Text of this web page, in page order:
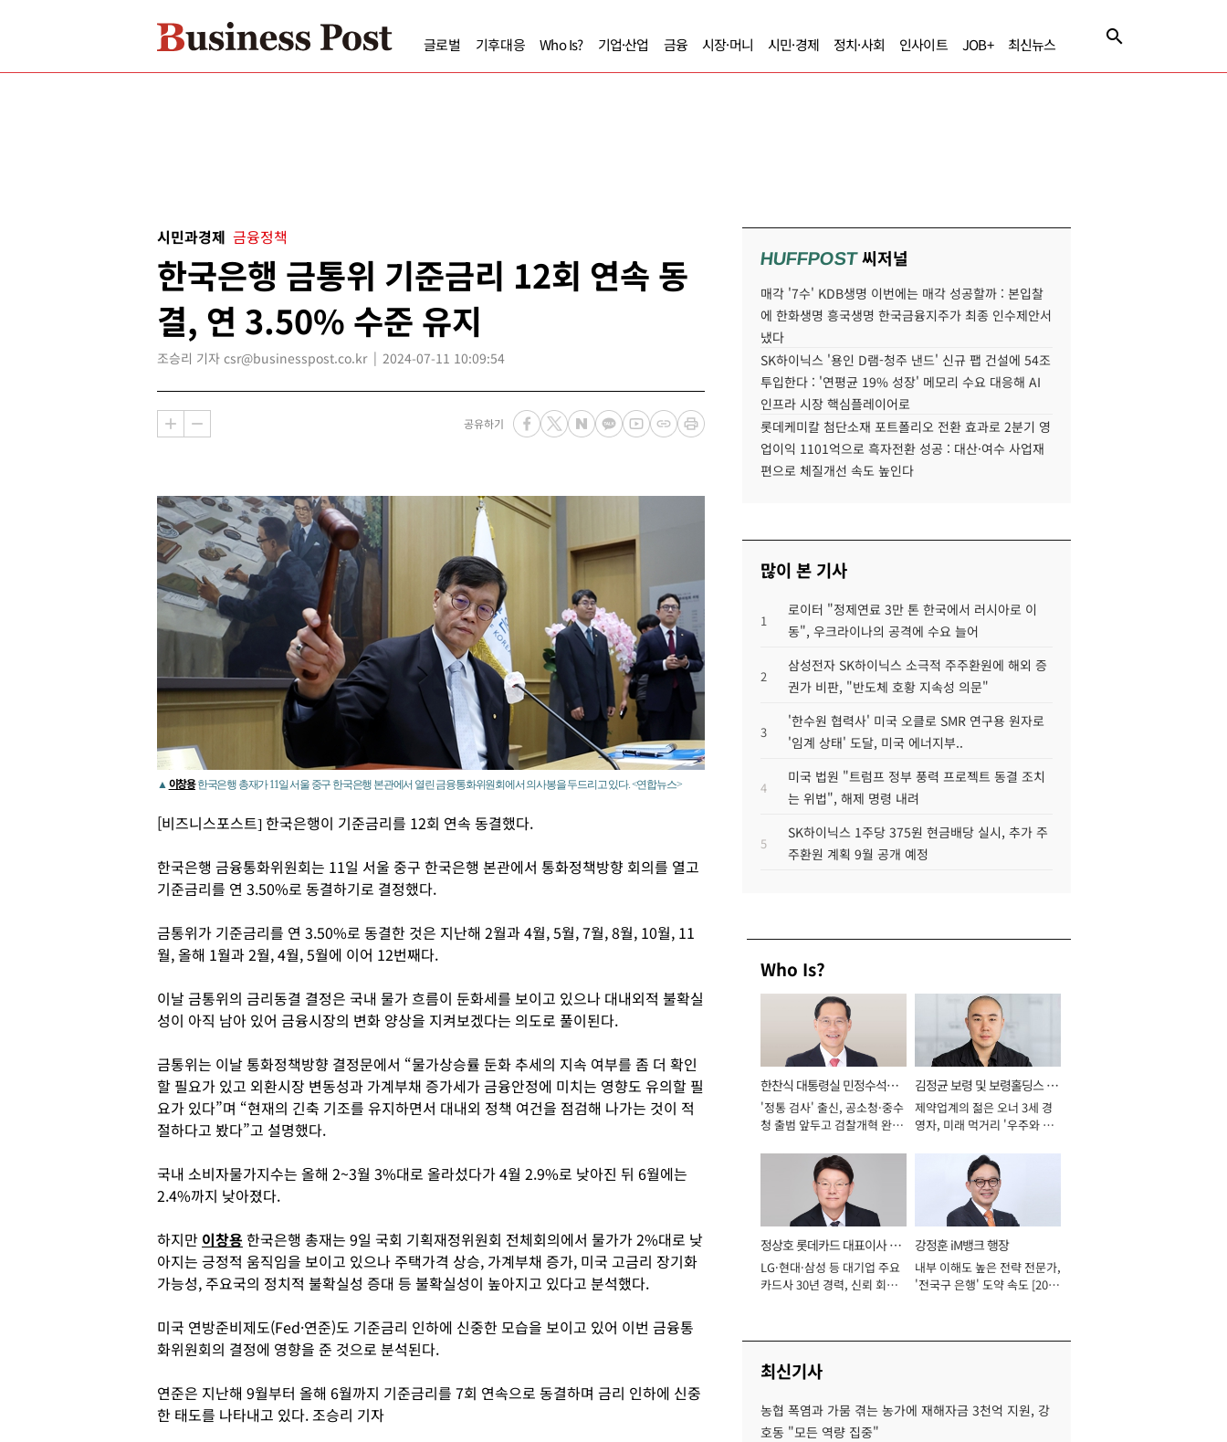
글로벌 기후대응 Who Is? 기업·산업 금융 시장·머니 시민·경제 정치·사회 인사이트 JOB+ 최신뉴스
시민과경제 금융정책
한국은행 금통위 기준금리 12회 연속 동
결, 연 3.50% 수준 유지
조승리 기자 csr@businesspost.co.kr 2024-07-11 10:09:54
공유하기
▲ 이창용한국은행 총재가 11일 서울 중구 한국은행 본관에서 열린 금융통화위원회에서 의사봉을 두드리고 있다. <연합뉴스>
[비즈니스포스트] 한국은행이 기준금리를 12회 연속 동결했다.
한국은행 금융통화위원회는 11일 서울 중구 한국은행 본관에서 통화정책방향 회의를 열고
기준금리를 연 3.50%로 동결하기로 결정했다.
금통위가 기준금리를 연 3.50%로 동결한 것은 지난해 2월과 4월, 5월, 7월, 8월, 10월, 11
월, 올해 1월과 2월, 4월, 5월에 이어 12번째다.
이날 금통위의 금리동결 결정은 국내 물가 흐름이 둔화세를 보이고 있으나 대내외적 불확실
성이 아직 남아 있어 금융시장의 변화 양상을 지켜보겠다는 의도로 풀이된다.
금통위는 이날 통화정책방향 결정문에서 “물가상승률 둔화 추세의 지속 여부를 좀 더 확인
할 필요가 있고 외환시장 변동성과 가계부채 증가세가 금융안정에 미치는 영향도 유의할 필
요가 있다”며 “현재의 긴축 기조를 유지하면서 대내외 정책 여건을 점검해 나가는 것이 적
절하다고 봤다”고 설명했다.
국내 소비자물가지수는 올해 2~3월 3%대로 올라섰다가 4월 2.9%로 낮아진 뒤 6월에는
2.4%까지 낮아졌다.
하지만 이창용 한국은행 총재는 9일 국회 기획재정위원회 전체회의에서 물가가 2%대로 낮
아지는 긍정적 움직임을 보이고 있으나 주택가격 상승, 가계부채 증가, 미국 고금리 장기화
가능성, 주요국의 정치적 불확실성 증대 등 불확실성이 높아지고 있다고 분석했다.
미국 연방준비제도(Fed·연준)도 기준금리 인하에 신중한 모습을 보이고 있어 이번 금융통
화위원회의 결정에 영향을 준 것으로 분석된다.
연준은 지난해 9월부터 올해 6월까지 기준금리를 7회 연속으로 동결하며 금리 인하에 신중
한 태도를 나타내고 있다. 조승리 기자
HUFFPOST씨저널
매각 '7수' KDB생명 이번에는 매각 성공할까 : 본입찰
에 한화생명 흥국생명 한국금융지주가 최종 인수제안서
냈다
SK하이닉스 '용인 D램-청주 낸드' 신규 팹 건설에 54조
투입한다 : '연평균 19% 성장' 메모리 수요 대응해 AI
인프라 시장 핵심플레이어로
롯데케미칼 첨단소재 포트폴리오 전환 효과로 2분기 영
업이익 1101억으로 흑자전환 성공 : 대산·여수 사업재
편으로 체질개선 속도 높인다
많이 본 기사
1
로이터 "정제연료 3만 톤 한국에서 러시아로 이
동", 우크라이나의 공격에 수요 늘어
2
삼성전자 SK하이닉스 소극적 주주환원에 해외 증
권가 비판, "반도체 호황 지속성 의문"
3
'한수원 협력사' 미국 오클로 SMR 연구용 원자로
'임계 상태' 도달, 미국 에너지부..
4
미국 법원 "트럼프 정부 풍력 프로젝트 동결 조치
는 위법", 해제 명령 내려
5
SK하이닉스 1주당 375원 현금배당 실시, 추가 주
주환원 계획 9월 공개 예정
Who Is?
한찬식 대통령실 민정수석비
서관
'정통 검사' 출신, 공소청·중수
청 출범 앞두고 검찰개혁 완수
김정균 보령 및 보령홀딩스 대
표이사 사장
제약업계의 젊은 오너 3세 경
영자, 미래 먹거리 '우주와 헬
정상호 롯데카드 대표이사 사
장
LG·현대·삼성 등 대기업 주요
카드사 30년 경력, 신뢰 회복
강정훈 iM뱅크 행장
내부 이해도 높은 전략 전문가,
'전국구 은행' 도약 속도 [2026
최신기사
농협 폭염과 가뭄 겪는 농가에 재해자금 3천억 지원, 강
호동 "모든 역량 집중"